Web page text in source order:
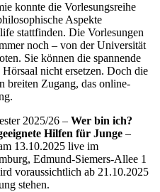
konnte die Vorlesungsreihe
Aspekte
stattfinden. Die Vorlesungen
noch – von der Universität
Sie können die spannende
nicht ersetzen. Doch die
breiten Zugang, das online-
2025/26 – Wer bin ich?
Hilfen für Junge –
13.10.2025 live im
Edmund-Siemers-Allee 1
voraussichtlich ab 21.10.2025
stehen.